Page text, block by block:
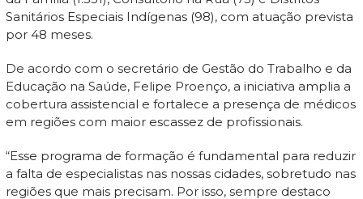
Sanitários Especiais Indígenas (98), com atuação prevista
por 48 meses.
De acordo com o secretário de Gestão do Trabalho e da
Educação na Saúde, Felipe Proenço, a iniciativa amplia a
cobertura assistencial e fortalece a presença de médicos
em regiões com maior escassez de profissionais.
“Esse programa de formação é fundamental para reduzir
a falta de especialistas nas nossas cidades, sobretudo nas
regiões que mais precisam. Por isso, sempre destaco